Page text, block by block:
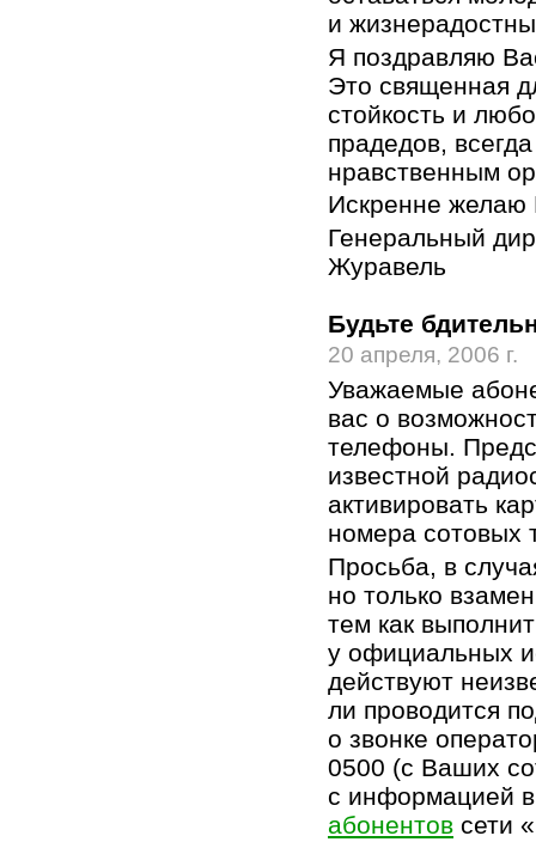
и
Я поздравляю
Это священная
стойкость и
прадедов,
нравственным
Искренне желаю
Генеральный
Журавель
Будьте
20 апреля, 2006 г.
Уважаемые
вас о
телефоны.
известной
активировать
номера сотовых
Просьба, в
но только
тем как
у официальных
действуют
ли проводится
о звонке
0500 (с Ваших
с информацией
абонентов сети